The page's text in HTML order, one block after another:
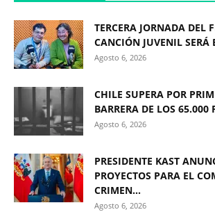
TERCERA JORNADA DEL
CANCIÓN JUVENIL SERÁ
Agosto 6, 2026
CHILE SUPERA POR
BARRERA DE LOS 65.000
Agosto 6, 2026
PRESIDENTE KAST
PROYECTOS PARA EL
CRIMEN...
Agosto 6, 2026